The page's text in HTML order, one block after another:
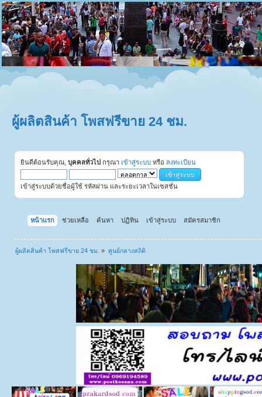
ผู้ผลิตสินค้า โพสฟรีขาย 24 ชม.
ยินดีต้อนรับคุณ, บุคคลทั่วไป กรุณา เข้าสู่ระบบ หรือ ลงทะเบียน
เข้าสู่ระบบด้วยชื่อผู้ใช้ รหัสผ่าน และระยะเวลาในเซสชั่น
หน้าแรก ช่วยเหลือ ค้นหา ปฏิทิน เข้าสู่ระบบ สมัครสมาชิก
ผู้ผลิตสินค้า โพสฟรีขาย 24 ชม. » ศูนย์กลางสถิติ